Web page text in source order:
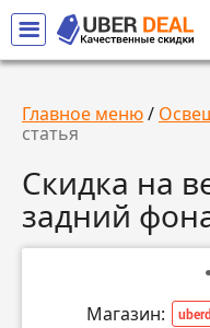
Главное меню/
статья
Скидка на
задний
Магазин: